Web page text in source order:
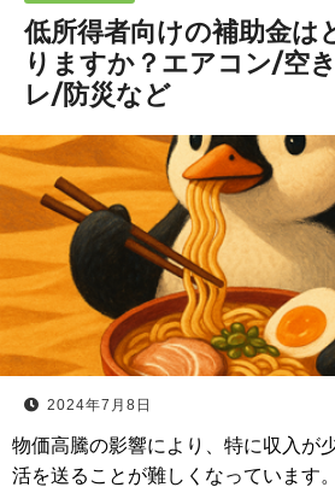
低所得者向けの補助金は
りますか？エアコン/空
レ/防災など
2024年7月8日
物価高騰の影響により、特に収入が
活を送ることが難しくなっています